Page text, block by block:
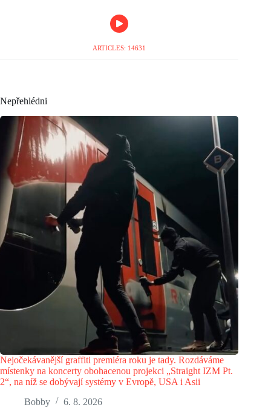
ARTICLES: 14631
Nepřehlédni
Nejočekávanější graffiti premiéra roku je tady. Rozdáváme
místenky na koncerty obohacenou projekci „Straight IZM Pt.
2“, na níž se dobývají systémy v Evropě, USA i Asii
Bobby
6. 8. 2026